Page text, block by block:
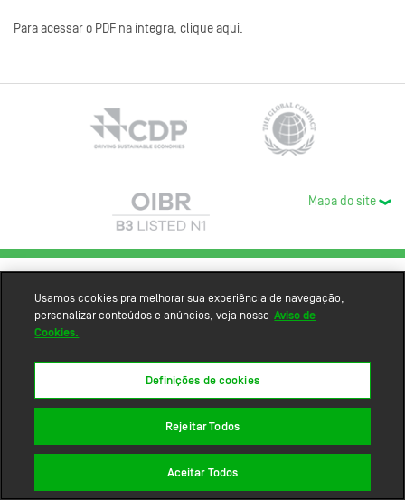
Para acessar o PDF na íntegra, clique aqui.
Mapa do site
Usamos cookies pra melhorar sua experiência de navegação,
personalizar conteúdos e anúncios, veja nosso Aviso de
Cookies.
Definições de cookies
Rejeitar Todos
Aceitar Todos